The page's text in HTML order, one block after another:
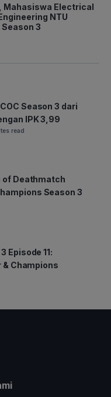
Mahasiswa Electrical
NTU
3
Season 3 dari
IPK 3,99
read
of Deathmatch
Season 3
Episode 11:
Champions